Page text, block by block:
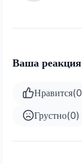
Ваша реакция
Нравится(0
Грустно(0)